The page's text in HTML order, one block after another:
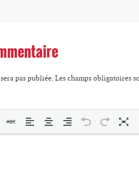
pas publiée. Les champs obligatoires